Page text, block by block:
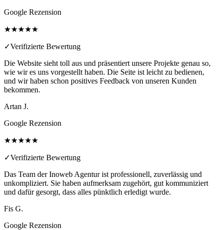
Google Rezension
★★★★★
✓Verifizierte Bewertung
Die Website sieht toll aus und präsentiert unsere Projekte genau so,
wie wir es uns vorgestellt haben. Die Seite ist leicht zu bedienen,
und wir haben schon positives Feedback von unseren Kunden
bekommen.
Artan J.
Google Rezension
★★★★★
✓Verifizierte Bewertung
Das Team der Inoweb Agentur ist professionell, zuverlässig und
unkompliziert. Sie haben aufmerksam zugehört, gut kommuniziert
und dafür gesorgt, dass alles pünktlich erledigt wurde.
Fis G.
Google Rezension